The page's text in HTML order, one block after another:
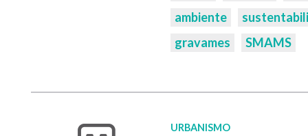
ambiente
gravames
SMAMS
URBANISMO